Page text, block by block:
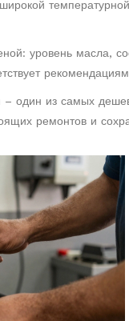
уровень масла,
один из самых
ремонтов и